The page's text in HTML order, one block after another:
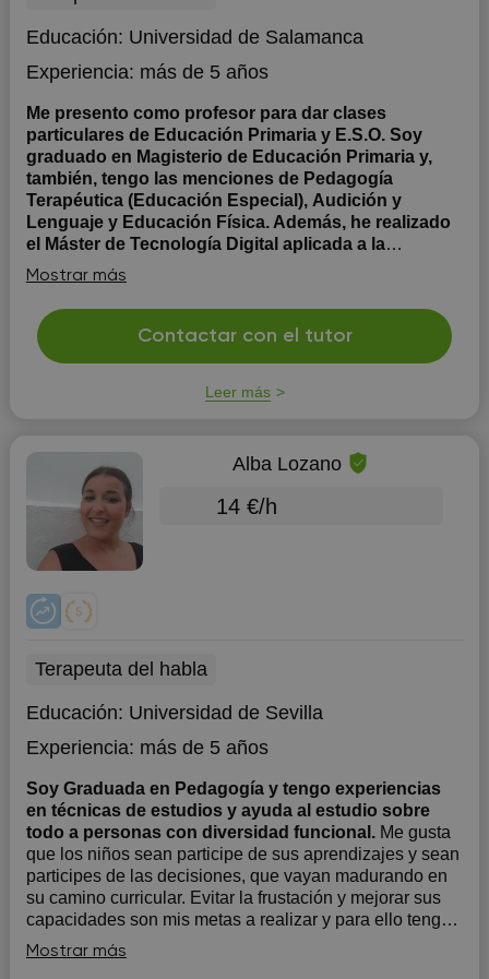
Educación: Universidad de Salamanca
Experiencia: más de 5 años
Me presento como profesor para dar clases
particulares de Educación Primaria y E.S.O. Soy
graduado en Magisterio de Educación Primaria y,
también, tengo las menciones de Pedagogía
Terapéutica (Educación Especial), Audición y
Lenguaje y Educación Física. Además, he realizado
el Máster de Tecnología Digital aplicada a la
Enseñanza.
ASIGNATURAS de Educación Primaria y de ESO.
Tengo amplia experiencia de profesor particular
(presencial y online) y como maestro y tutor en colegios.
Me adapto a las necesidades y ritmos de aprendizaje de
Mostrar más
Contactar con el tutor
Leer más
Alba Lozano
14 €/h
Terapeuta del habla
Educación: Universidad de Sevilla
Experiencia: más de 5 años
Soy Graduada en Pedagogía y tengo experiencias
en técnicas de estudios y ayuda al estudio sobre
todo a personas con diversidad funcional. Me gusta
que los niños sean participe de sus aprendizajes y sean
participes de las decisiones, que vayan madurando en
su camino curricular. Evitar la frustación y mejorar sus
capacidades son mis metas a realizar y para ello tengo
una experiencia de 6 años para adecuarme a las
características de los...
Mostrar más